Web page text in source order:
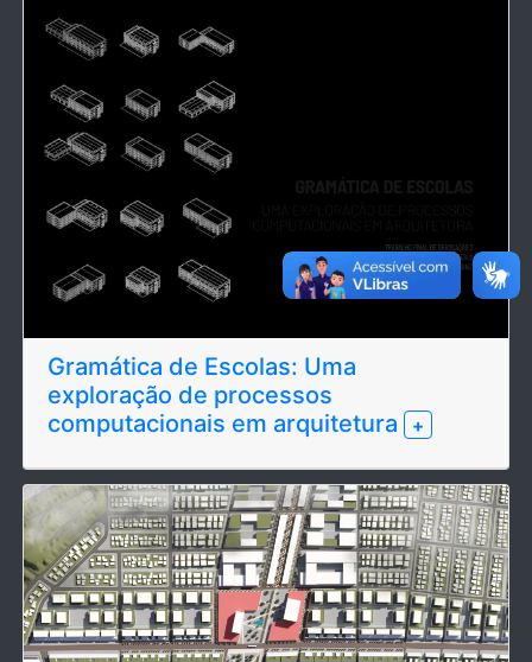
Gramática de Escolas: Uma
exploração de processos
computacionais em arquitetura
+